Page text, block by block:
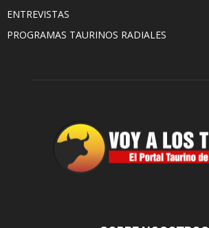
ENTREVISTAS
PROGRAMAS TAURINOS RADIALES